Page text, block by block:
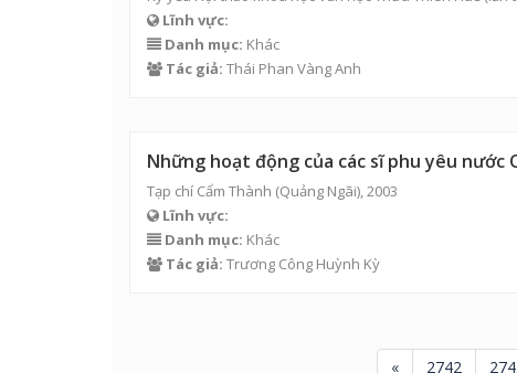
Lĩnh vực:
Danh mục: Khác
Tác giả: Thái Phan Vàng Anh
Những hoạt động của các sĩ phu yêu nước
Tạp chí Cẩm Thành (Quảng Ngãi), 2003
Lĩnh vực:
Danh mục: Khác
Tác giả: Trương Công Huỳnh Kỳ
« 2742